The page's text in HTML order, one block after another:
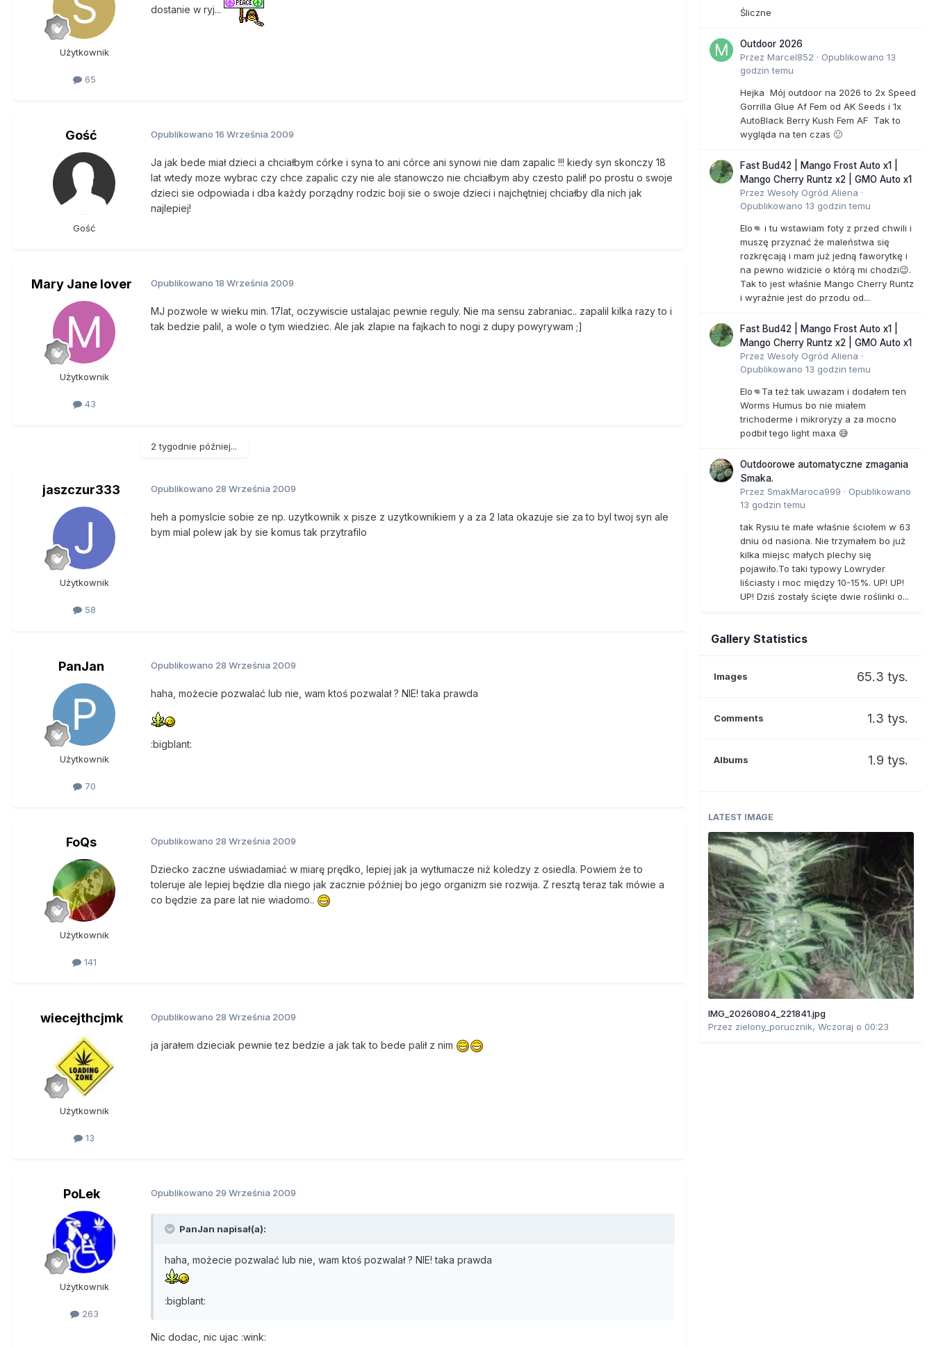
Użytkownik
65
dostanie w ryj...
Gość
Gość
Opublikowano 16 Września 2009
Ja jak bede miał dzieci a chciałbym córke i syna to ani córce ani synowi nie dam zapalic !!! kiedy syn skonczy 18
lat wtedy moze wybrac czy chce zapalic czy nie ale stanowczo nie chciałbym aby czesto palił! po prostu o swoje
dzieci sie odpowiada i dba każdy porządny rodzic boji sie o swoje dzieci i najchętniej chciałby dla nich jak
najlepiej!
Mary Jane lover
Użytkownik
43
Opublikowano 18 Września 2009
MJ pozwole w wieku min. 17lat, oczywiscie ustalajac pewnie reguly. Nie ma sensu zabraniac.. zapalil kilka razy to i
tak bedzie palil, a wole o tym wiedziec. Ale jak zlapie na fajkach to nogi z dupy powyrywam ;]
2 tygodnie później...
jaszczur333
Użytkownik
58
Opublikowano 28 Września 2009
heh a pomyslcie sobie ze np. uzytkownik x pisze z uzytkownikiem y a za 2 lata okazuje sie za to byl twoj syn ale
bym mial polew jak by sie komus tak przytrafilo
PanJan
Użytkownik
70
Opublikowano 28 Września 2009
haha, możecie pozwalać lub nie, wam ktoś pozwalał ? NIE! taka prawda
:bigblant:
FoQs
Użytkownik
141
Opublikowano 28 Września 2009
Dziecko zaczne uświadamiać w miarę prędko, lepiej jak ja wytłumacze niż koledzy z osiedla. Powiem że to
toleruje ale lepiej będzie dla niego jak zacznie później bo jego organizm sie rozwija. Z resztą teraz tak mówie a
co będzie za pare lat nie wiadomo..
wiecejthcjmk
Użytkownik
13
Opublikowano 28 Września 2009
ja jarałem dzieciak pewnie tez bedzie a jak tak to bede palił z nim
PoLek
Użytkownik
263
Opublikowano 29 Września 2009
PanJan napisał(a):
haha, możecie pozwalać lub nie, wam ktoś pozwalał ? NIE! taka prawda
:bigblant:
Nic dodac, nic ujac :wink:
Śliczne
Outdoor 2026
Przez Marcel852 · Opublikowano 13
godzin temu
Hejka Mój outdoor na 2026 to 2x Speed
Gorrilla Glue Af Fem od AK Seeds i 1x
AutoBlack Berry Kush Fem AF Tak to
wygląda na ten czas 🙂
Fast Bud42 | Mango Frost Auto x1 |
Mango Cherry Runtz x2 | GMO Auto x1
Przez Wesoły Ogród Aliena ·
Opublikowano 13 godzin temu
Elo👊 i tu wstawiam foty z przed chwili i
muszę przyznać że maleństwa się
rozkręcają i mam już jedną faworytkę i
na pewno widzicie o którą mi chodzi😉.
Tak to jest właśnie Mango Cherry Runtz
i wyraźnie jest do przodu od...
Fast Bud42 | Mango Frost Auto x1 |
Mango Cherry Runtz x2 | GMO Auto x1
Przez Wesoły Ogród Aliena ·
Opublikowano 13 godzin temu
Elo👊Ta też tak uwazam i dodałem ten
Worms Humus bo nie miałem
trichoderme i mikroryzy a za mocno
podbił tego light maxa 😅
Outdoorowe automatyczne zmagania
Smaka.
Przez SmakMaroca999 · Opublikowano
13 godzin temu
tak Rysiu te małe właśnie ściołem w 63
dniu od nasiona. Nie trzymałem bo już
kilka miejsc małych plechy się
pojawiło.To taki typowy Lowryder
liściasty i moc między 10-15%. UP! UP!
UP! Dziś zostały ścięte dwie roślinki o...
Gallery Statistics
Images 65.3 tys.
Comments 1.3 tys.
Albums 1.9 tys.
LATEST IMAGE
IMG_20260804_221841.jpg
Przez zielony_porucznik, Wczoraj o 00:23